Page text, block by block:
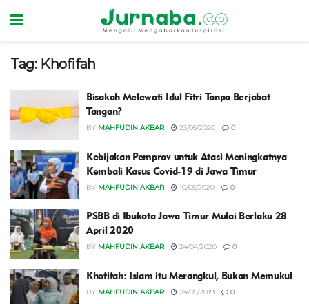
Tag: Khofifah
Bisakah Melewati Idul Fitri Tanpa Berjabat
Tangan?
BY MAHFUDIN AKBAR 23/05/2020 0
Kebijakan Pemprov untuk Atasi Meningkatnya
Kembali Kasus Covid-19 di Jawa Timur
BY MAHFUDIN AKBAR 10/05/2020 0
PSBB di Ibukota Jawa Timur Mulai Berlaku 28
April 2020
BY MAHFUDIN AKBAR 24/04/2020 0
Khofifah: Islam itu Merangkul, Bukan Memukul
BY MAHFUDIN AKBAR 24/05/2019 0